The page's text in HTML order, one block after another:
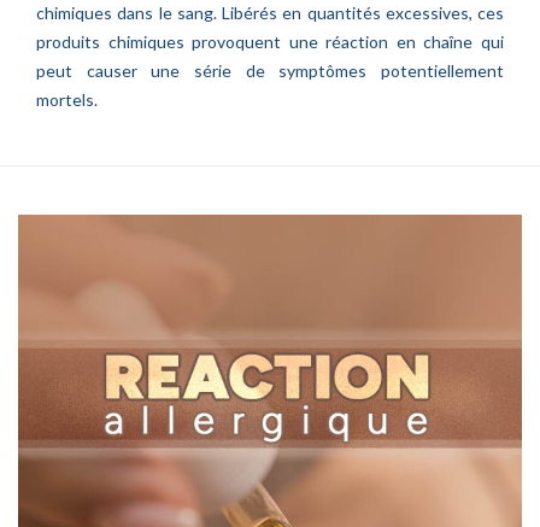
chimiques dans le sang. Libérés en quantités excessives, ces
produits chimiques provoquent une réaction en chaîne qui
peut causer une série de symptômes potentiellement
mortels.